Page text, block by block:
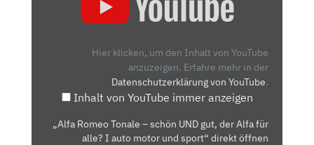
Hier klicken, um den Inhalt von YouTube
anzuzeigen. Erfahre mehr in der
Datenschutzerklärung von YouTube.
Inhalt von YouTube immer anzeigen
„Alfa Romeo Tonale – schön UND gut, der Alfa für
alle? I auto motor und sport“ direkt öffnen